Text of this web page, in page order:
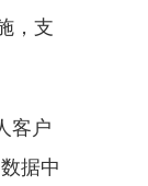
，支
客户
据中